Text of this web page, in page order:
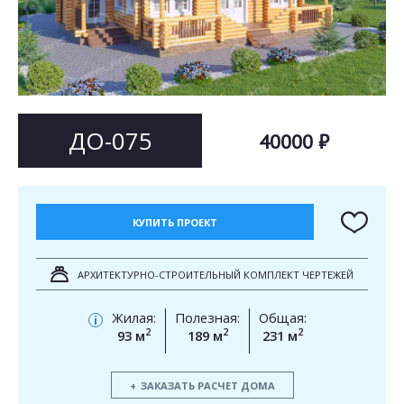
ДО-075 40000 ₽
КУПИТЬ ПРОЕКТ
АРХИТЕКТУРНО-СТРОИТЕЛЬНЫЙ КОМПЛЕКТ ЧЕРТЕЖЕЙ
i
Жилая:
93 м2
Полезная:
189 м2
Общая:
231 м2
ЗАКАЗАТЬ РАСЧЕТ ДОМА
Согласен на обработку персональных данных
ОТПРАВИТЬ
Согласен на обработку персональных данных
This site is protected by reCAPTCHA and the GooglePrivacy PolicyandTerms of Service
apply.